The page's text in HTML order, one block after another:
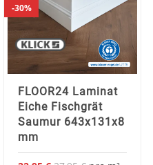
30%
FLOOR24 Laminat
Eiche Fischgrät
Saumur 643x131x8
mm